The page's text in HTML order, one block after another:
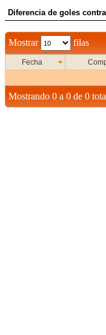
Diferencia de goles
Mostrar filas
Fecha
Mostrando 0 a 0 de 0